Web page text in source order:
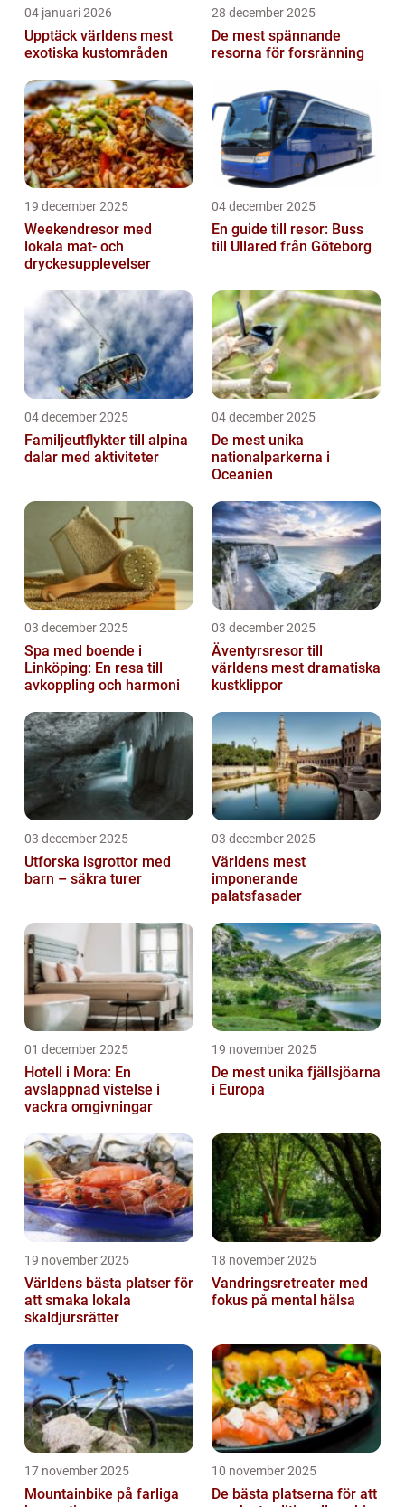
04 januari 2026
Upptäck världens mest
exotiska kustområden
28 december 2025
De mest spännande
resorna för forsränning
19 december 2025
Weekendresor med
lokala mat- och
dryckesupplevelser
04 december 2025
En guide till resor: Buss
till Ullared från Göteborg
04 december 2025
Familjeutflykter till alpina
dalar med aktiviteter
04 december 2025
De mest unika
nationalparkerna i
Oceanien
03 december 2025
Spa med boende i
Linköping: En resa till
avkoppling och harmoni
03 december 2025
Äventyrsresor till
världens mest dramatiska
kustklippor
03 december 2025
Utforska isgrottor med
barn – säkra turer
03 december 2025
Världens mest
imponerande
palatsfasader
01 december 2025
Hotell i Mora: En
avslappnad vistelse i
vackra omgivningar
19 november 2025
De mest unika fjällsjöarna
i Europa
19 november 2025
Världens bästa platser för
att smaka lokala
skaldjursrätter
18 november 2025
Vandringsretreater med
fokus på mental hälsa
17 november 2025
Mountainbike på farliga
10 november 2025
De bästa platserna för att